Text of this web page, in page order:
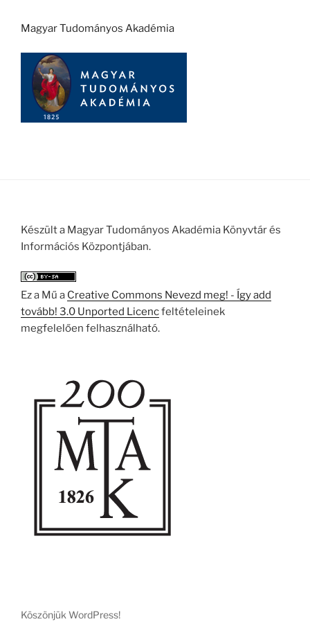
Magyar Tudományos Akadémia
Készült a Magyar Tudományos Akadémia Könyvtár és
Információs Központjában.
Ez a Mű a Creative Commons Nevezd meg! - Így add
tovább! 3.0 Unported Licencfeltételeinek
megfelelően felhasználható.
Köszönjük WordPress!